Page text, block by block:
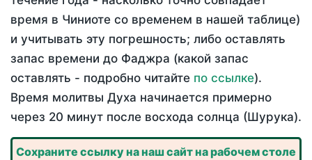
время в Чиниоте со временем в нашей таблице)
и учитывать эту погрешность; либо оставлять
запас времени до Фаджра (какой запас
оставлять - подробно читайте по ссылке).
Время молитвы Духа начинается примерно
через 20 минут после восхода солнца (Шурука).
Сохраните ссылку на наш сайт на рабочем столе